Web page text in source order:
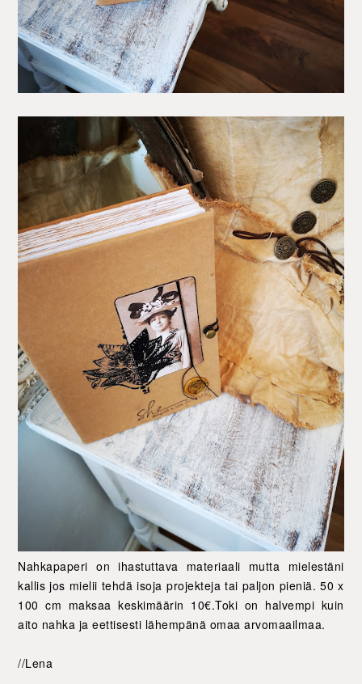
Nahkapaperi on ihastuttava materiaali mutta mielestäni
kallis jos mielii tehdä isoja projekteja tai paljon pieniä. 50 x
100 cm maksaa keskimäärin 10€.Toki on halvempi kuin
aito nahka ja eettisesti lähempänä omaa arvomaailmaa.
//Lena